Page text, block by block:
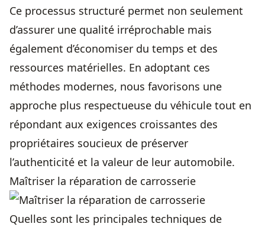
Ce processus structuré permet non seulement
d’assurer une qualité irréprochable mais
également d’économiser du temps et des
ressources matérielles. En adoptant ces
méthodes modernes, nous favorisons une
approche plus respectueuse du véhicule tout en
répondant aux exigences croissantes des
propriétaires soucieux de préserver
l’authenticité et la valeur de leur automobile.
Maîtriser la réparation de carrosserie
Quelles sont les principales techniques de